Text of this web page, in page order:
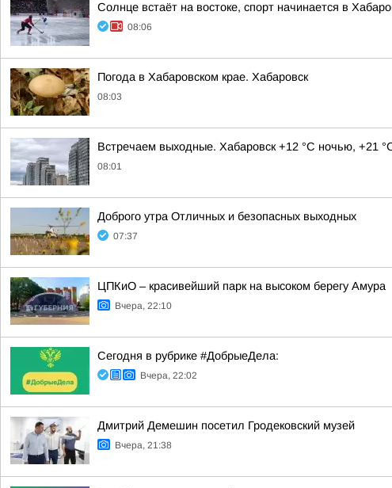
Солнце встаёт на востоке, спорт начинается в
08:06
Погода в Хабаровском крае. Хабаровск
08:03
Встречаем выходные. Хабаровск +12 °C ночью, +21
08:01
Доброго утра Отличных и безопасных выходных
07:37
ЦПКиО – красивейший парк на высоком берегу Амура
Вчера, 22:10
Сегодня в рубрике #ДобрыеДела:
Вчера, 22:02
Дмитрий Демешин посетил Гродековский музей
Вчера, 21:38